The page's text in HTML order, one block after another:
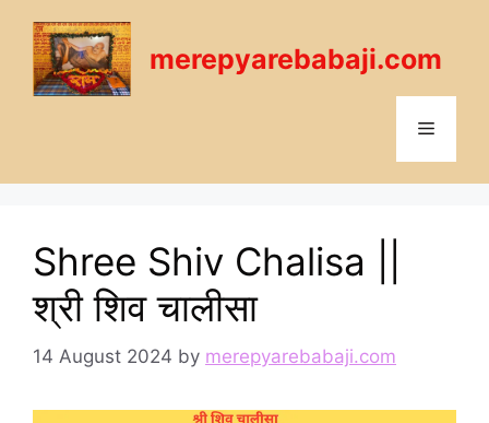
content
merepyarebabaji.com
Menu
Shree Shiv Chalisa ||
श्री शिव चालीसा
14 August 2024 by merepyarebabaji.com